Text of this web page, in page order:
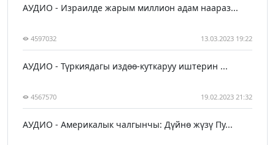
АУДИО - Израилде жарым миллион адам наараз...
4597032 13.03.2023 19:22
АУДИО - Түркиядагы издөө-куткаруу иштерин ...
4567570 19.02.2023 21:32
АУДИО - Америкалык чалгынчы: Дүйнө жүзү Пу...